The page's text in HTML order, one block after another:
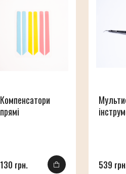
Компенсатори
прямі
130 грн. 539